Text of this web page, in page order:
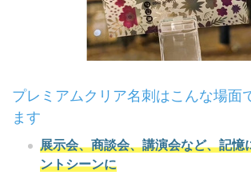
プレミアムクリア名刺はこんな場面
ます​
展示会、商談会、講演会など、記憶
ントシーンに